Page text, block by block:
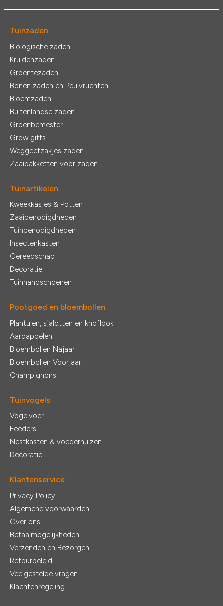
Tuinzaden
Biologische zaden
Kruidenzaden
Groentezaden
Bonen zaden en Peulvruchten
Bloemzaden
Buitenlandse zaden
Groenbemester
Grow gifts
Weggeefzakjes zaden
Zaaipakketten voor zaden
Tuinartikelen
Kweekkasjes & Potten
Zaaibenodigdheden
Tuinbenodigdheden
Insectenkasten
Gereedschap
Decoratie
Tuinhandschoenen
Pootgoed en bloembollen
Plantuien, sjalotten en knoflook
Aardappelen
Bloembollen Najaar
Bloembollen Voorjaar
Champignons
Tuinvogels
Vogelvoer
Feeders
Nestkasten & voederhuizen
Decoratie
Klantenservice
Privacy Policy
Algemene voorwaarden
Over ons
Betaalmogelijkheden
Verzenden en Bezorgen
Retourbeleid
Veelgestelde vragen
Klachtenregeling